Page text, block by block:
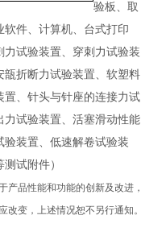
验板、取
件、计算机、台式打印
试验装置、穿刺力试验装
瓿折断力试验装置、软塑料
置、针头与针座的连接力试
力试验装置、活塞滑动性能
装置、低速解卷试验装
试附件）
产品性能和功能的创新及改进，
改变，上述情况恕不另行通知。